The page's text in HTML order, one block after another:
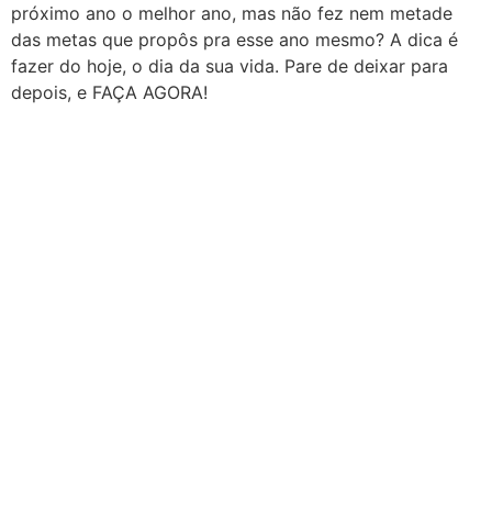
próximo ano o melhor ano, mas não fez nem metade
das metas que propôs pra esse ano mesmo? A dica é
fazer do hoje, o dia da sua vida. Pare de deixar para
depois, e FAÇA AGORA!